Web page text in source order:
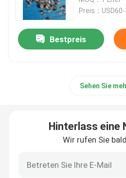
Zufällige Spaltenverpackung
Preis：USD60-
Bestpreis
Sehen Sie
Hinterlass eine
Wir rufen Sie